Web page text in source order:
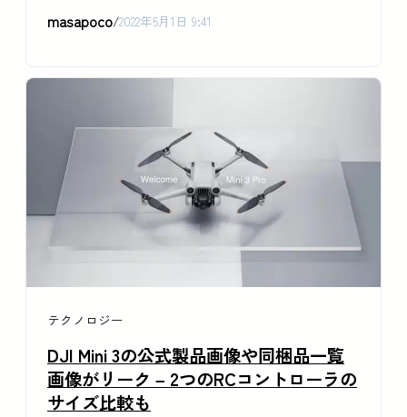
masapoco/2022年5月1日 9:41
テクノロジー
DJI Mini 3の公式製品画像や同梱品一覧
画像がリーク – 2つのRCコントローラの
サイズ比較も